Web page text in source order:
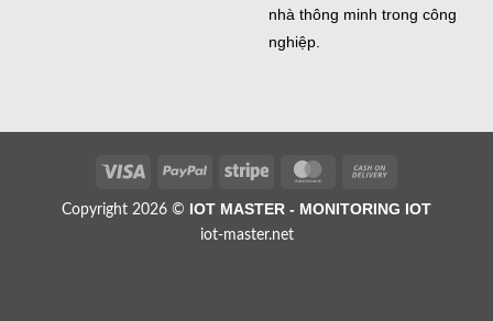
nhà thông minh trong công
nghiệp.
Visa PayPal Stripe MasterCard
Copyright 2026 © IOT MASTER - MONITORING IOT
iot-master.net